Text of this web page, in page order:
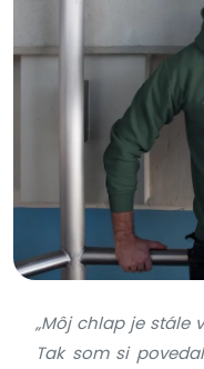
„Môj chlap je stále
Tak som si